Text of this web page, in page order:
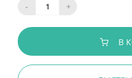
-
+
В